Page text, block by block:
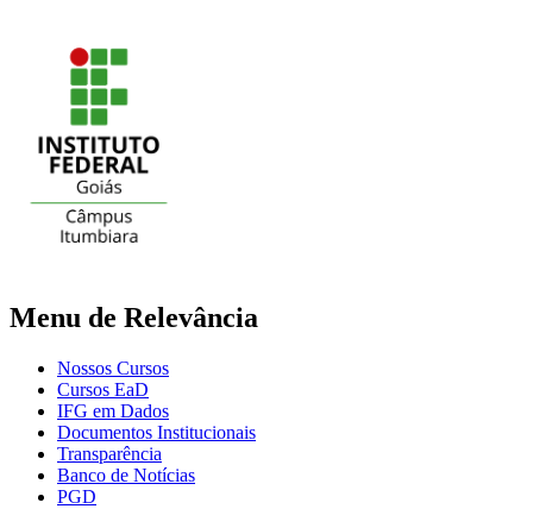
Menu de Relevância
Nossos Cursos
Cursos EaD
IFG em Dados
Documentos Institucionais
Transparência
Banco de Notícias
PGD